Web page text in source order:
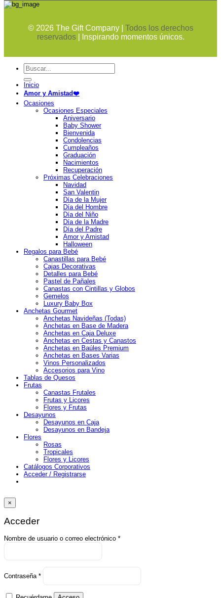
© 2026The Gift Company | Todos los derechos
reservados
| Inspirando momentos únicos.
Buscar
por:
Inicio
Amor y Amistad❤️
Ocasiones
Ocasiones Especiales
Aniversario
Baby Shower
Bienvenida
Condolencias
Cumpleaños
Graduación
Nacimientos
Recuperación
Próximas Celebraciones
Navidad
San Valentin
Día de la Mujer
Día del Hombre
Día del Niño
Día de la Madre
Día del Padre
Amor y Amistad
Halloween
Regalos para Bebé
Canastillas para Bebé
Cajas Decorativas
Detalles para Bebé
Pastel de Pañales
Canastas con Cintillas y Globos
Gemelos
Luxury Baby Box
Anchetas Gourmet
Anchetas Navideñas (Todas)
Anchetas en Base de Madera
Anchetas en Caja Deluxe
Anchetas en Cestas y Canastos
Anchetas en Baúles Premium
Anchetas en Bases Varias
Vinos Personalizados
Accesorios para Vino
Tablas de Quesos
Frutas
Canastas Frutales
Frutas y Licores
Flores y Frutas
Desayunos
Desayunos en Caja
Desayunos en Bandeja
Flores
Rosas
Tropicales
Flores y Licores
Catálogos Corporativos
Acceder / Registrarse
×
Acceder
Nombre de usuario o correo electrónico *Obligatorio
Contraseña *
Obligatorio